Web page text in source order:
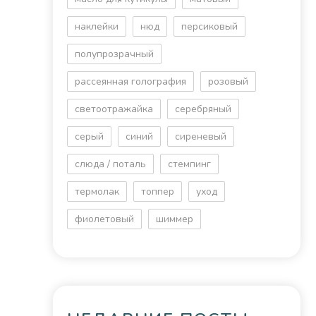
наклейки нюд персиковый
полупрозрачный
рассеянная голография розовый
светоотражайка серебряный
серый синий сиреневый
слюда / поталь стемпинг
термолак топпер уход
фиолетовый шиммер